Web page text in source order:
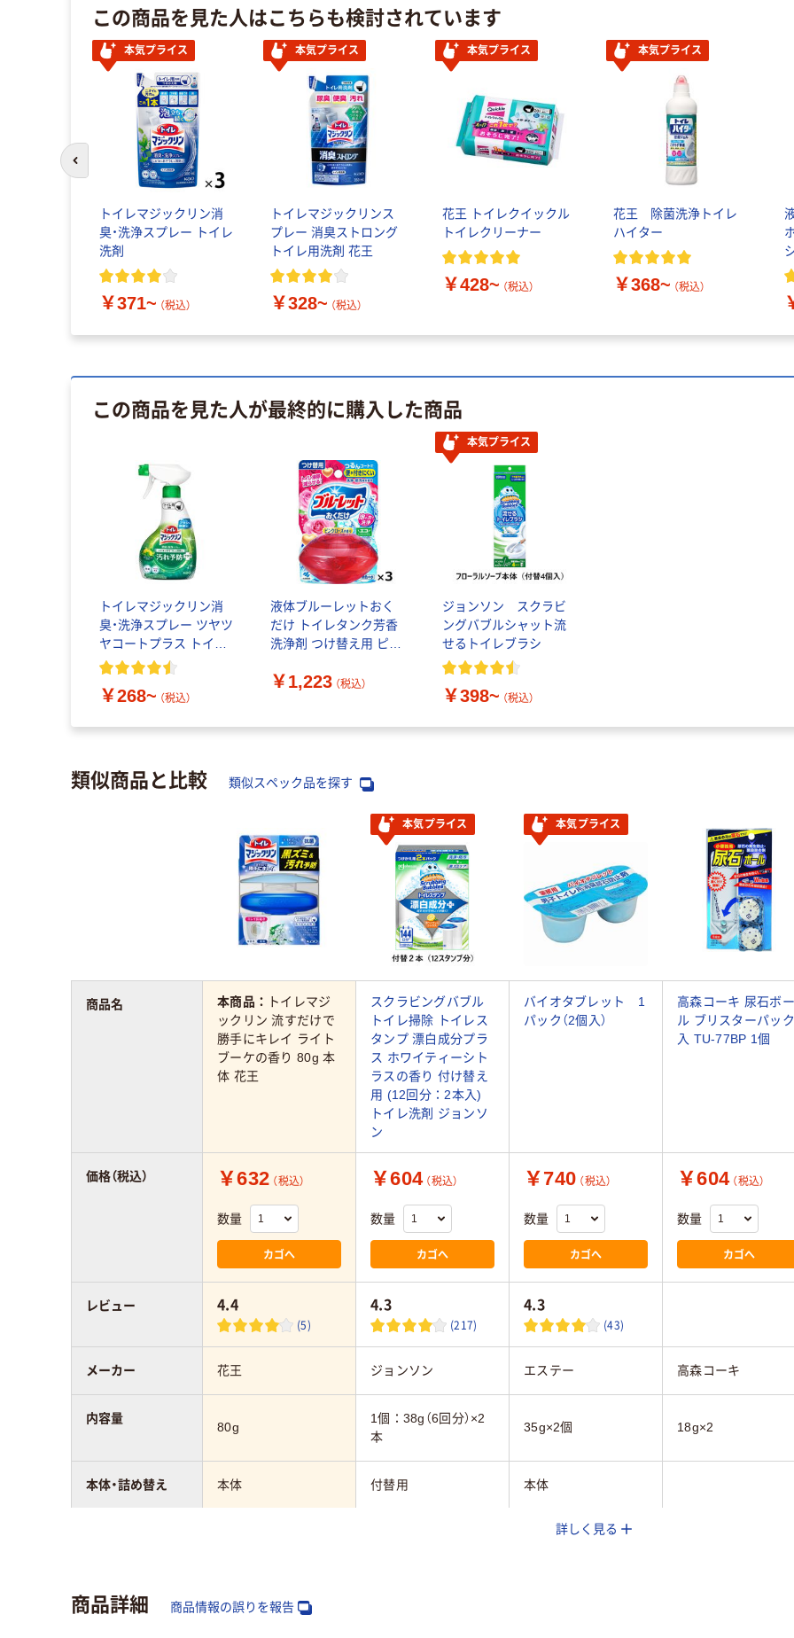
この商品を見た人はこちらも検討されています
本気プライス
トイレマジックリン消
臭・洗浄スプレー トイレ
洗剤
￥371~ （税込）
本気プライス
トイレマジックリンス
プレー 消臭ストロング
トイレ用洗剤 花王
￥328~ （税込）
本気プライス
花王 トイレクイックル
トイレクリーナー
￥428~ （税込）
本気プライス
花王 除菌洗浄トイレ
ハイター
￥368~ （税込）
前のスライドへ
この商品を見た人が最終的に購入した商品
トイレマジックリン消
臭・洗浄スプレー ツヤツ
ヤコートプラス トイレ
洗剤 花王
￥268~ （税込）
液体ブルーレットおく
だけ トイレタンク芳香
洗浄剤 つけ替え用 ピン
セット（1個×3）小林製薬
￥1,223 （税込）
本気プライス
ジョンソン スクラビ
ングバブルシャット流
せるトイレブラシ
￥398~ （税込）
類似商品と比較 類似スペック品を探す
本気プライス 本気プライス
本商品：
トイレマジ
ックリン 流すだけで
勝手にキレイ ライト
ブーケの香り 80g 本
体 花王
スクラビングバブル
トイレ掃除 トイレス
タンプ 漂白成分プラ
ス ホワイティーシト
ラスの香り 付け替え
用 (12回分：2本入)
トイレ洗剤 ジョンソ
ン
バイオタブレット 1
パック（2個入）
高森コーキ 尿石ボー
ル ブリスターパック
入 TU-77BP 1個
￥632 （税込）
数量
カゴへ
￥604 （税込）
数量
カゴへ
￥740 （税込）
数量
カゴへ
￥604 （税込）
数量
カゴへ
4.4
(5)
4.3
(217)
4.3
(43)
花王 ジョンソン エステー 高森コーキ
80g
1個：38g（6回分）×2
本
35g×2個 18g×2
本体 付替用 本体
タブレット
商品名
価格（税込）
レビュー
メーカー
内容量
本体・詰め替え
詳しく見る
商品詳細 商品情報の誤りを報告